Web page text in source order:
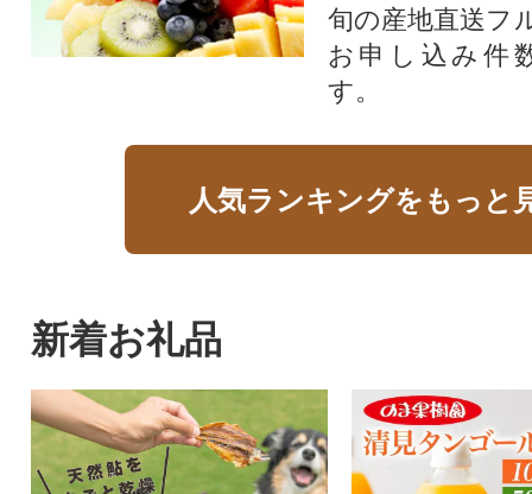
旬の産地直送フ
お申し込み件
す。
人気ランキングをもっと
新着お礼品